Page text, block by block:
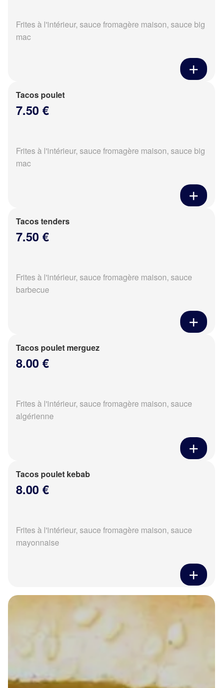
Frites à l'intérieur, sauce fromagère maison, sauce big
mac
Tacos poulet
7.50 €
Frites à l'intérieur, sauce fromagère maison, sauce big
mac
Tacos tenders
7.50 €
Frites à l'intérieur, sauce fromagère maison, sauce
barbecue
Tacos poulet merguez
8.00 €
Frites à l'intérieur, sauce fromagère maison, sauce
algérienne
Tacos poulet kebab
8.00 €
Frites à l'intérieur, sauce fromagère maison, sauce
mayonnaise